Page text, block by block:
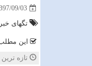
09/03
تگهای
این
تازه